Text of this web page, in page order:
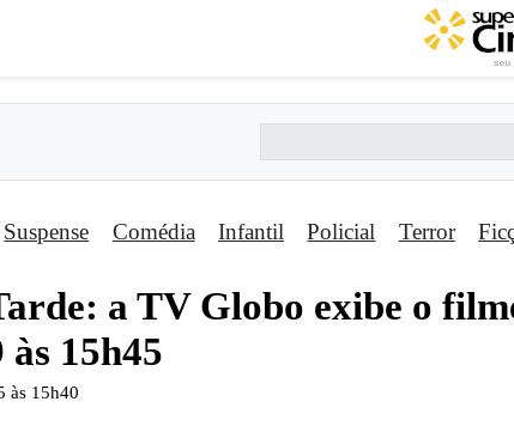
Suspense Comédia Infantil Policial Terror
a TV Globo exibe o
15h45
às 15h40